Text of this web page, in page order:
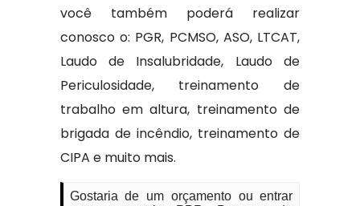
você também poderá realizar
conosco o: PGR, PCMSO, ASO, LTCAT,
Laudo de Insalubridade, Laudo de
Periculosidade, treinamento de
trabalho em altura, treinamento de
brigada de incêndio, treinamento de
CIPA e muito mais.
Gostaria de um orçamento ou entrar